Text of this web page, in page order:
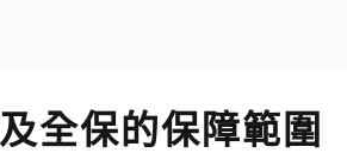
全保的保障範圍